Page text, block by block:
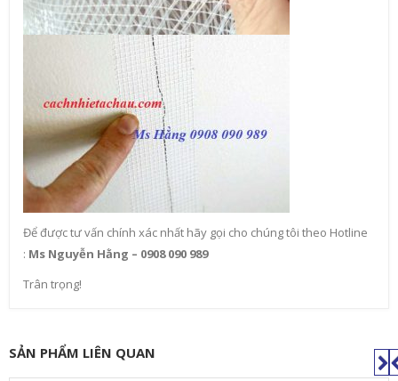
Để được tư vấn chính xác nhất hãy gọi cho chúng tôi theo Hotline
: Ms Nguyễn Hằng – 0908 090 989
Trân trọng!
SẢN PHẨM LIÊN QUAN